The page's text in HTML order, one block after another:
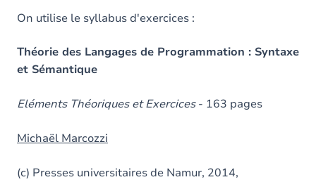
On utilise le syllabus d'exercices :
Théorie des Langages de Programmation : Syntaxe
et Sémantique
Eléments Théoriques et Exercices- 163 pages
Michaël Marcozzi
(c) Presses universitaires de Namur, 2014,